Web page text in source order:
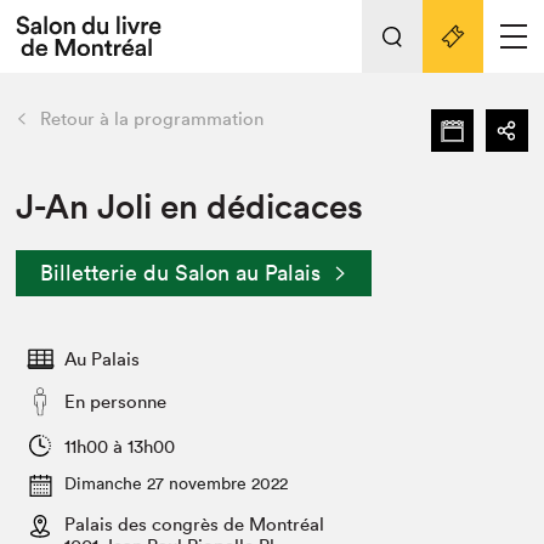
Espace médias
Espace exposant⋅e⋅s
Tout sur l'édition 2022
Actualités
Vidéos et Balados
Club de lecture Braindate
retour Nos activités
Édition 2022
Nous connaître
Projets partenaires 2022
Archives
Liens pratiques
Retour à la programmation
J-An Joli en dédicaces
Billetterie du Salon au Palais
Au Palais
En personne
11h00 à 13h00
Dimanche 27 novembre 2022
Palais des congrès de Montréal